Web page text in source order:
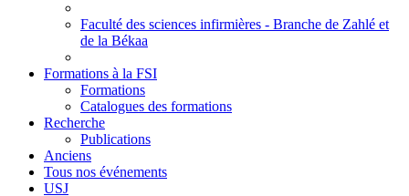
Faculté des sciences infirmières - Branche de Zahlé et
de la Békaa
Formations à la FSI
Formations
Catalogues des formations
Recherche
Publications
Anciens
Tous nos événements
USJ